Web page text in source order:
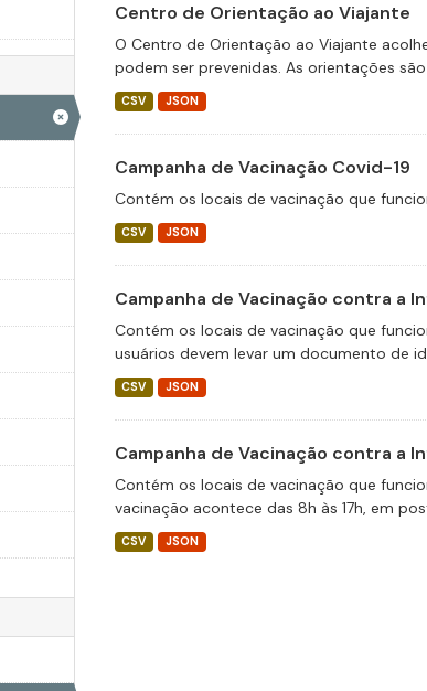
Centro de Orientação ao Viajante
O Centro de Orientação ao Viajante
podem ser prevenidas. As orientações
CSV JSON
Campanha de Vacinação Covid-19
Contém os locais de vacinação que
CSV JSON
Campanha de Vacinação contra a
Contém os locais de vacinação que
usuários devem levar um documento de
CSV JSON
Campanha de Vacinação contra a
Contém os locais de vacinação que
vacinação acontece das 8h às 17h, em
CSV JSON